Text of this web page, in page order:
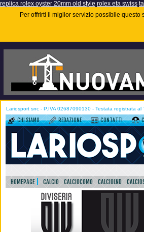
replica rolex oyster 20mm old style rolex eta swiss
Per offrirti il miglior servizio possibile
Lariosport snc - P.IVA 02687090130 - Testata registrata
CHI SIAMO REDAZIONE CONTATTI
HOMEPAGE CALCIO CALCIOCOMO CALCIOLND